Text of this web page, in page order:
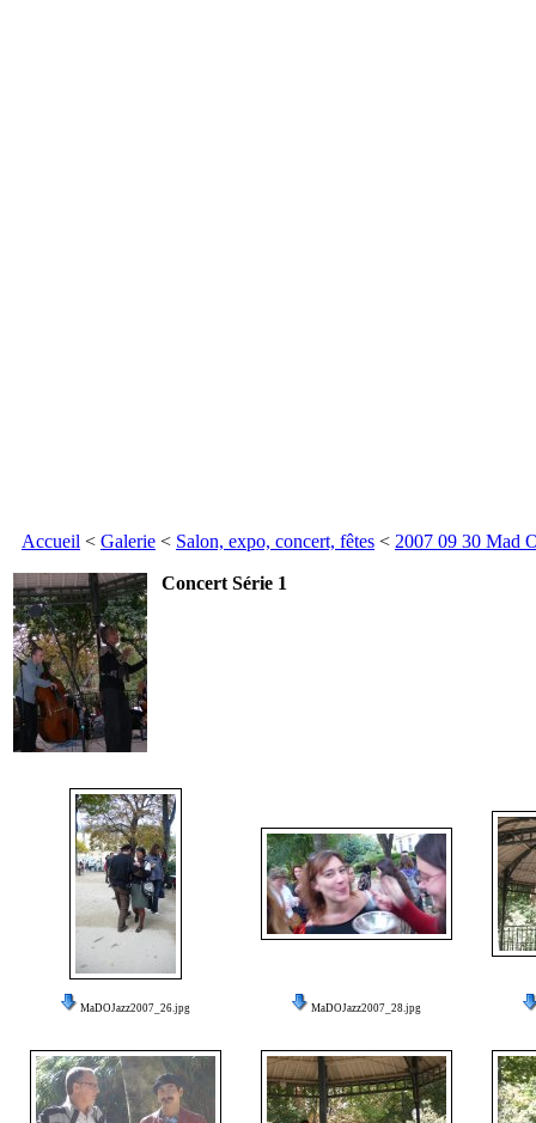
Accueil < Galerie < Salon, expo, concert, fêtes < 2007 09 30 Mad
Concert Série 1
MaDOJazz2007_26.jpg MaDOJazz2007_28.jpg